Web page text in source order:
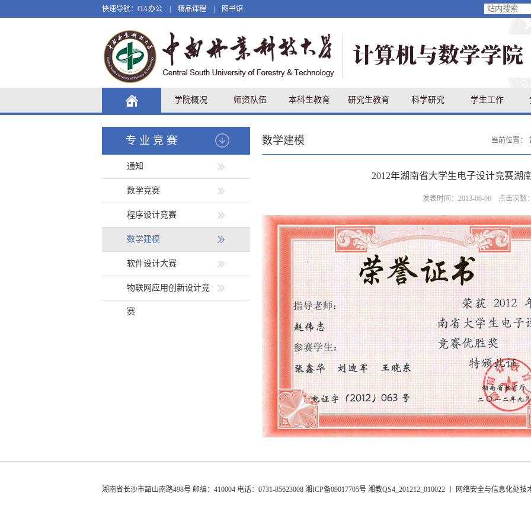
快速导航： OA办公 精品课程 图书馆
学院概况 师资队伍 本科生教育 研究生教育 科学研究 学生工作
专业竞赛
通知
数学竞赛
程序设计竞赛
数学建模
软件设计大赛
物联网应用创新设计竞
赛
数学建模 当前位置：
2012年湖南省大学生电子设计竞赛湖
发表时间：2013-06-06 点击次数
湖南省长沙市韶山南路498号 邮编：410004 电话：0731-85623008 湘ICP备09017705号 湘教QS4_201212_010022 丨 网络安全与信息化处技